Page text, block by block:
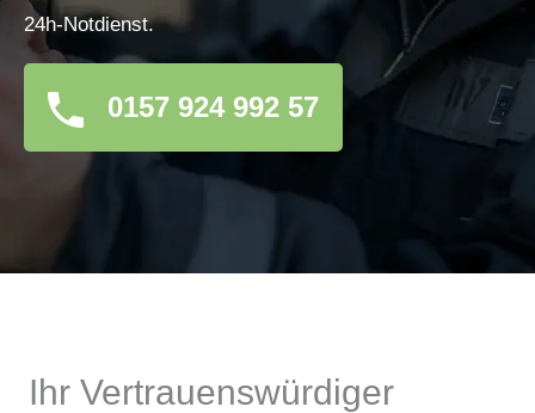
24h-Notdienst.
0157 924 992 57
Ihr Vertrauenswürdiger